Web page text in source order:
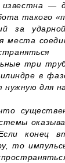
известна —
такого
за ударной
места
три
в
нужную для
конец
то